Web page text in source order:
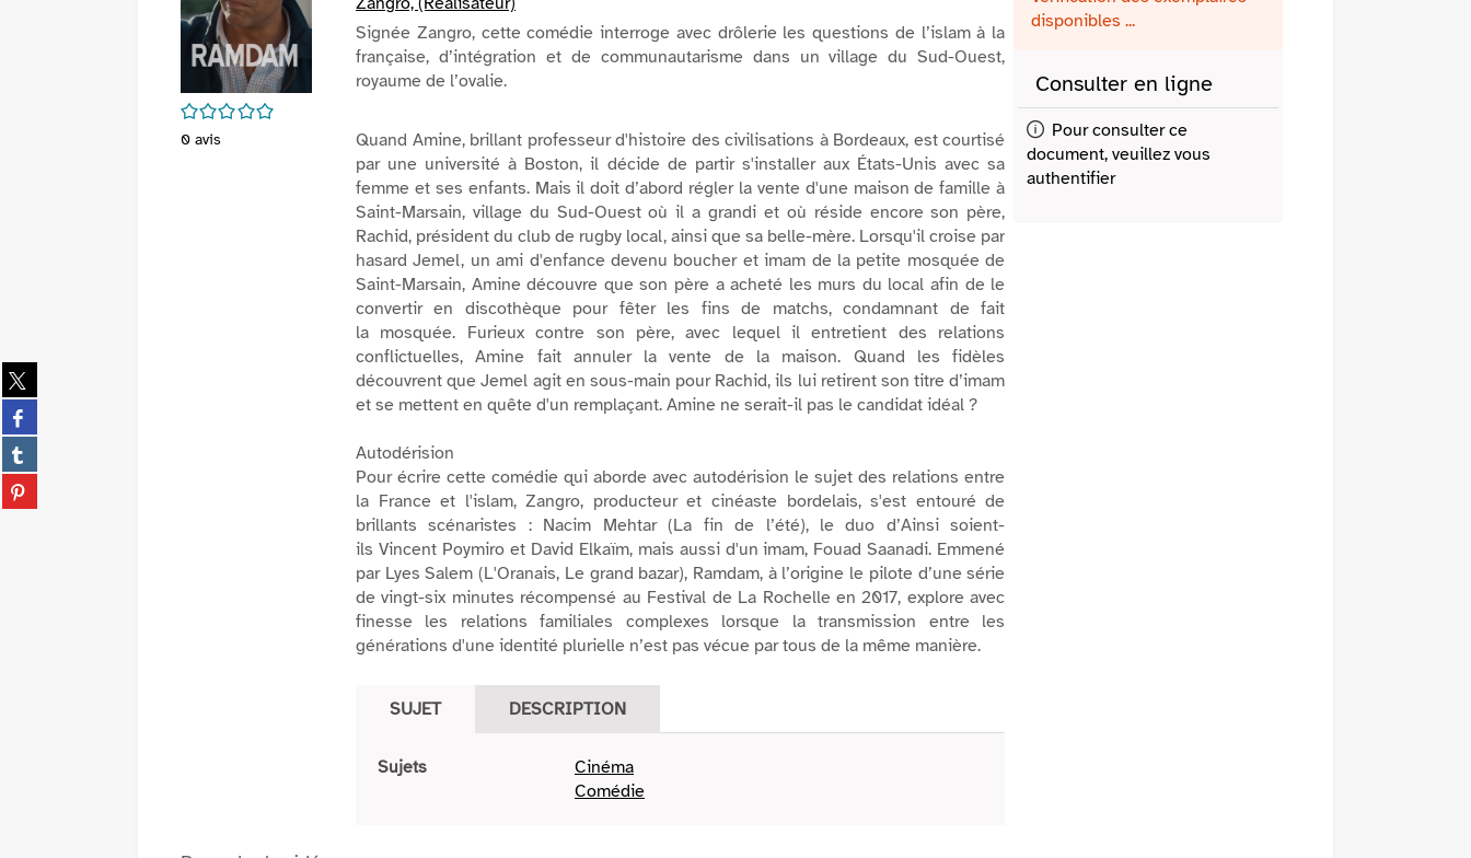
Partager
sur
twitter
(Nouvelle
fenêtre)
Partager
sur
facebook
(Nouvelle
fenêtre)
Partager
sur
tumblr
Partager
sur
/5
0 avis
Signée Zangro, cette comédie interroge avec drôlerie les questions de l’islam à la
française, d’intégration et de communautarisme dans un village du Sud-Ouest,
royaume de l’ovalie.
Quand Amine, brillant professeur d'histoire des civilisations à Bordeaux, est courtisé
par une université à Boston, il décide de partir s'installer aux États-Unis avec sa
femme et ses enfants. Mais il doit d’abord régler la vente d'une maison de famille à
Saint-Marsain, village du Sud-Ouest où il a grandi et où réside encore son père,
Rachid, président du club de rugby local, ainsi que sa belle-mère. Lorsqu'il croise par
hasard Jemel, un ami d'enfance devenu boucher et imam de la petite mosquée de
Saint-Marsain, Amine découvre que son père a acheté les murs du local afin de le
convertir en discothèque pour fêter les fins de matchs, condamnant de fait
la mosquée. Furieux contre son père, avec lequel il entretient des relations
conflictuelles, Amine fait annuler la vente de la maison. Quand les fidèles
découvrent que Jemel agit en sous-main pour Rachid, ils lui retirent son titre d’imam
et se mettent en quête d'un remplaçant. Amine ne serait-il pas le candidat idéal ?
Autodérision
Pour écrire cette comédie qui aborde avec autodérision le sujet des relations entre
la France et l'islam, Zangro, producteur et cinéaste bordelais, s'est entouré de
brillants scénaristes : Nacim Mehtar (La fin de l’été), le duo d’Ainsi soient-
ils Vincent Poymiro et David Elkaïm, mais aussi d'un imam, Fouad Saanadi. Emmené
par Lyes Salem (L'Oranais, Le grand bazar), Ramdam, à l’origine le pilote d’une série
de vingt-six minutes récompensé au Festival de La Rochelle en 2017, explore avec
finesse les relations familiales complexes lorsque la transmission entre les
générations d'une identité plurielle n’est pas vécue par tous de la même manière.
SUJET DESCRIPTION
Sujets
Cinéma
Comédie
disponibles ...
Consulter en ligne
Pour consulter ce
document, veuillez vous
authentifier